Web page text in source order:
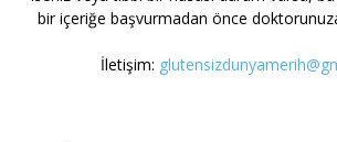
bir içeriğe başvurmadan önce doktorunuza
İletişim: